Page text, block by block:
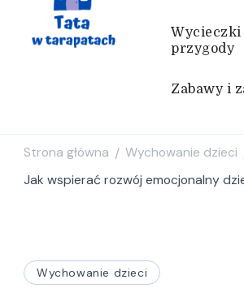
Tata w
Wycieczki
przygody
Zabawy i
Strona główna / Wychowanie dzieci
Jak wspierać rozwój emocjonalny
Wychowanie dzieci